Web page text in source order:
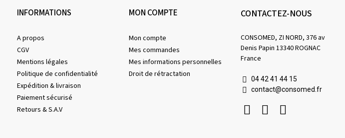
INFORMATIONS
A propos
CGV
Mentions légales
Politique de confidentialité
Expédition & livraison
Paiement sécurisé
Retours & S.A.V
MON COMPTE
Mon compte
Mes commandes
Mes informations personnelles
Droit de rétractation
CONTACTEZ-NOUS
CONSOMED, ZI NORD, 376 av
Denis Papin 13340 ROGNAC
France
04 42 41 44 15
contact@consomed.fr